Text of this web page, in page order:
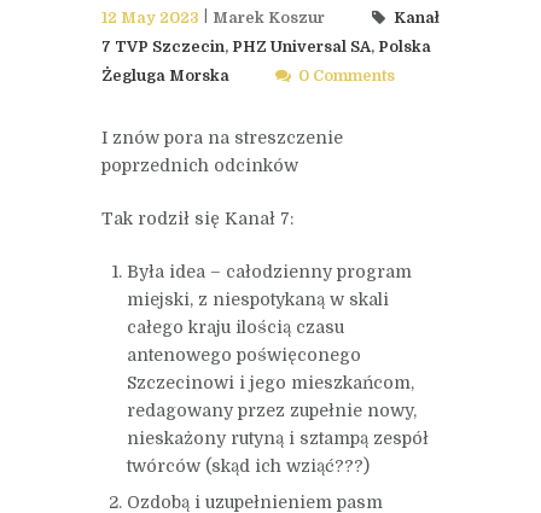
12 May 2023 Marek Koszur
Kanał
7 TVP Szczecin, PHZ Universal SA, Polska
Żegluga Morska
0 Comments
I znów pora na streszczenie
poprzednich odcinków
Tak rodził się Kanał 7:
Była idea – całodzienny program
miejski, z niespotykaną w skali
całego kraju ilością czasu
antenowego poświęconego
Szczecinowi i jego mieszkańcom,
redagowany przez zupełnie nowy,
nieskażony rutyną i sztampą zespół
twórców (skąd ich wziąć???)
Ozdobą i uzupełnieniem pasm